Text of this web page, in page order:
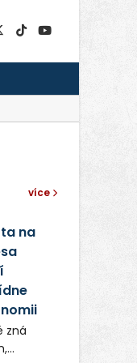
více
na
zná